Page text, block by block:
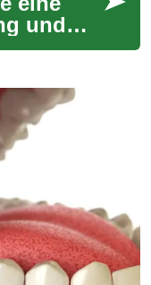
und
Doch für